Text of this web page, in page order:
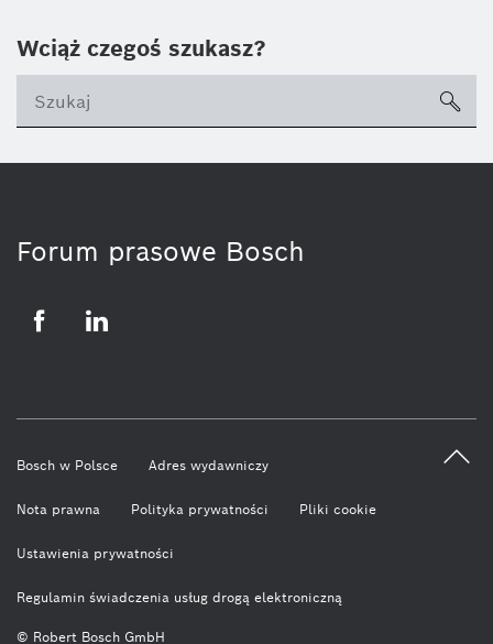
Wciąż czegoś szukasz?
Forum prasowe Bosch
© Robert Bosch GmbH
Bosch w Polsce Adres wydawniczy
Nota prawna Polityka prywatności Pliki cookie
Ustawienia prywatności
Regulamin świadczenia usług drogą elektroniczną